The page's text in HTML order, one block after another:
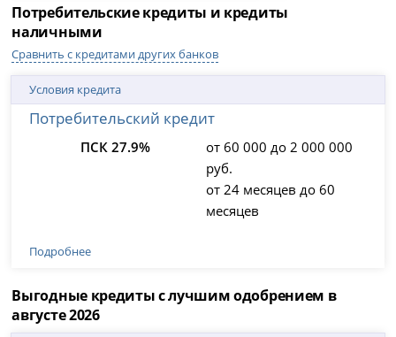
Потребительские кредиты и кредиты
наличными
Сравнить с кредитами других банков
Условия кредита
Потребительский кредит
ПСК 27.9%
от 60 000 до 2 000 000
руб.
от 24 месяцев до 60
месяцев
Подробнее
Выгодные кредиты с лучшим одобрением в
августе 2026